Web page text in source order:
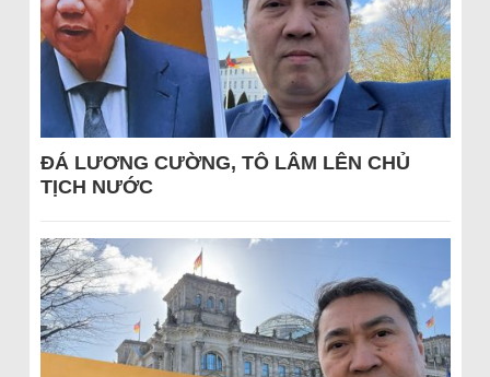
ĐÁ LƯƠNG CƯỜNG, TÔ LÂM LÊN CHỦ
TỊCH NƯỚC